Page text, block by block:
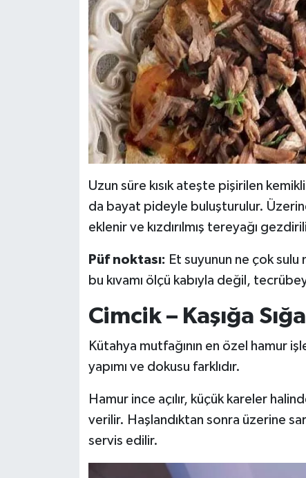
Uzun süre kısık ateşte pişirilen
da bayat pideyle buluşturulur.
eklenir ve kızdırılmış tereyağı
Püf noktası: Et suyunun ne çok
bu kıvamı ölçü kabıyla değil,
Cimcik – Kaşığa
Kütahya mutfağının en özel hamur
yapımı ve dokusu farklıdır.
Hamur ince açılır, küçük kareler
verilir. Haşlandıktan sonra üzerine
servis edilir.